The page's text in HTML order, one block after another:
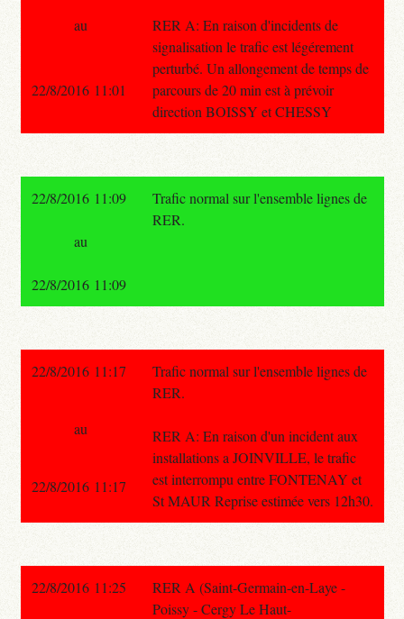
RER A: En raison d'incidents de
signalisation le trafic est légérement
perturbé. Un allongement de temps de
parcours de 20 min est à prévoir
direction BOISSY et CHESSY
au
22/8/2016 11:01
22/8/2016 11:09
Trafic normal sur l'ensemble lignes de
RER.
au
22/8/2016 11:09
22/8/2016 11:17
Trafic normal sur l'ensemble lignes de
RER.
RER A: En raison d'un incident aux
installations a JOINVILLE, le trafic
est interrompu entre FONTENAY et
St MAUR Reprise estimée vers 12h30.
au
22/8/2016 11:17
22/8/2016 11:25
RER A (Saint-Germain-en-Laye -
Poissy - Cergy Le Haut-